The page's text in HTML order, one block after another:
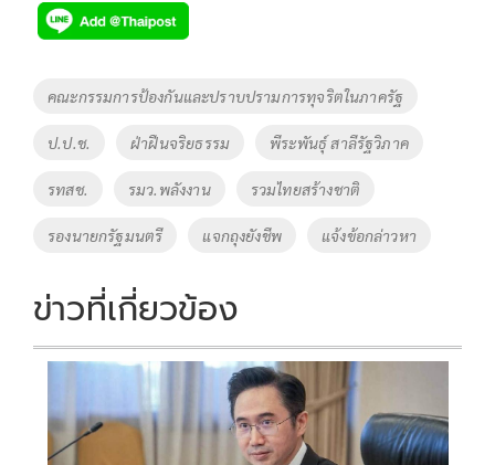
e
b
o
k
tt
er
p
y
Li
n
k
Tags
คณะกรรมการป้องกันและปราบปรามการทุจริตในภาครัฐ
ป.ป.ช. ฝ่าฝืนจริยธรรม พีระพันธุ์ สาลีรัฐวิภาค
รทสช. รมว.พลังงาน รวมไทยสร้างชาติ
รองนายกรัฐมนตรี แจกถุงยังชีพ แจ้งข้อกล่าวหา
ข่าวที่เกี่ยวข้อง